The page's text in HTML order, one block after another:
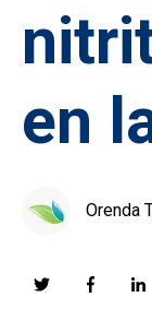
en
Orenda